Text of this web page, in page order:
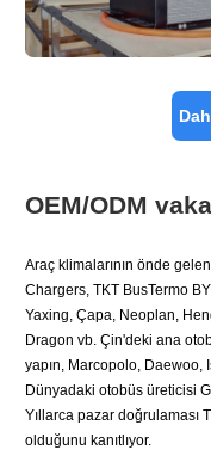
OEM/ODM
Araç klimalarının önde
Chargers, TKT BusTermo
Yaxing, Çapa, Neoplan,
Dragon vb. Çin'deki ana
yapın, Marcopolo, Daewoo,
Dünyadaki otobüs üreticisi
Yıllarca pazar doğrulaması
olduğunu kanıtlıyor.